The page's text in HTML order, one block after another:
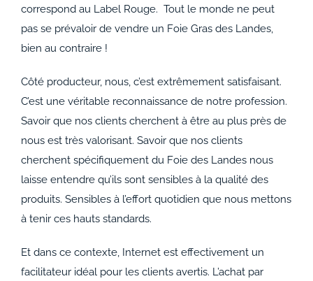
correspond au Label Rouge. Tout le monde ne peut
pas se prévaloir de vendre un Foie Gras des Landes,
bien au contraire !
Côté producteur, nous, c’est extrêmement satisfaisant.
C’est une véritable reconnaissance de notre profession.
Savoir que nos clients cherchent à être au plus près de
nous est très valorisant. Savoir que nos clients
cherchent spécifiquement du Foie des Landes nous
laisse entendre qu’ils sont sensibles à la qualité des
produits. Sensibles à l’effort quotidien que nous mettons
à tenir ces hauts standards.
Et dans ce contexte, Internet est effectivement un
facilitateur idéal pour les clients avertis. L’achat par